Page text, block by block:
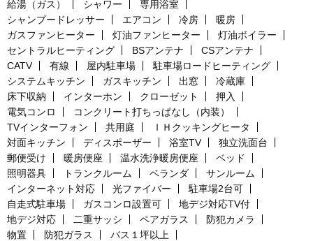
給湯（ガス）
シャワー
専用浴室
シャンプードレッサー
エアコン 冷房
暖房
ガスファンヒーター
灯油ファンヒーター
灯油ボイラー
セントラルヒーティング
BSアンテナ
CSアンテナ
CATV
有線 屋内駐車場
駐車場ロードヒーティング
システムキッチン
ガスキッチン 出窓
冷蔵庫
床下収納
インターホン クローゼット
押入
電気コンロ
コンクリート打ちっぱなし（内装）
TVインターフォン
共用庭
ＩＨクッキングヒータ
対面キッチン
ディスポーザー 浴室TV
独立洗面台
郵便受け
暖房便座 温水洗浄暖房便座
ベッド
照明器具
トランクルーム ベランダ
サンルーム
インターネット対応
光ファイバー
駐車場2台可
自走式駐車場
ガスコンロ設置可
地デジ対応TV付
地デジ対応
二重サッシ ペアガラス
防犯カメラ
物置
防犯ガラス
バス１坪以上